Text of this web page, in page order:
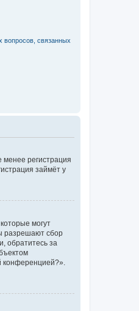
вопросов, связанных
менее регистрация
займёт у
могут
разрешают сбор
обратитесь за
конференцией?».